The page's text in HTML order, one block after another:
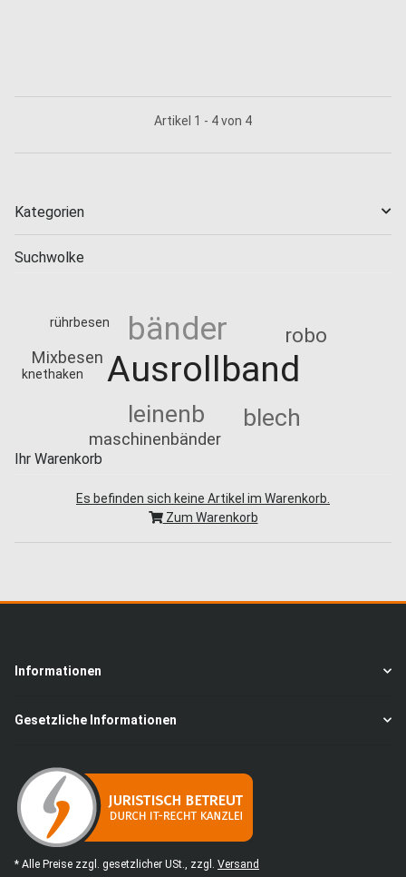
Artikel 1 - 4 von 4
Kategorien
Suchwolke
Ausrollband
bänder
leinenb blech
robo
maschinenbänder
Mixbesen
knethaken
rührbesen
Ihr Warenkorb
Es befinden sich keine Artikel im Warenkorb.
Zum Warenkorb
Informationen
Gesetzliche Informationen
* Alle Preise zzgl. gesetzlicher USt., zzgl. Versand